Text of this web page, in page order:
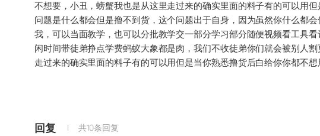
不想要，小丑，螃蟹我也是从这里走过来的确实里面的料子有的可以用
问题是什么都会但是撸不到货，这个问题出于自身，因为虽然你什么都
我，可以当面教学，也可以分批教学交一部分学习部分随便视频看工具
闲时间带徒弟挣点学费蚂蚁大象都是肉，我们不收徒弟你们就会被别人
走过来的确实里面的料子有的可以用但是当你熟悉撸货后白给你你都不
回复 共10条回复